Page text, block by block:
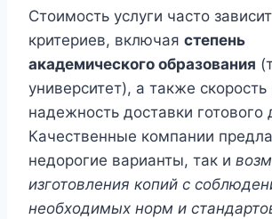
Стоимость услуги часто
критериев, включая степень
академического образования
университет), а также скорость
надежность доставки готового
Качественные компании
недорогие варианты, так и
изготовления копий с
необходимых норм и